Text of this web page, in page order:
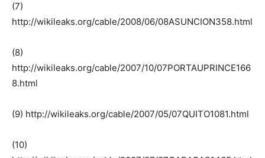
(7)
http://wikileaks.org/cable/2008/06/08ASUNCION358.html
(8)
http://wikileaks.org/cable/2007/10/07PORTAUPRINCE166
8.html
(9) http://wikileaks.org/cable/2007/05/07QUITO1081.html
(10)